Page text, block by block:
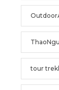
tour